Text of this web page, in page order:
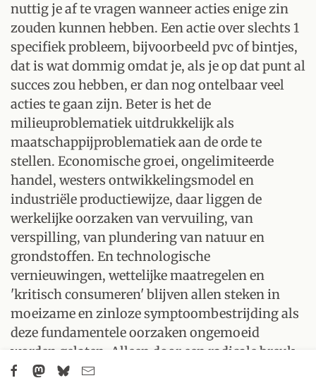
nuttig je af te vragen wanneer acties enige zin
zouden kunnen hebben. Een actie over slechts 1
specifiek probleem, bijvoorbeeld pvc of bintjes,
dat is wat dommig omdat je, als je op dat punt al
succes zou hebben, er dan nog ontelbaar veel
acties te gaan zijn. Beter is het de
milieuproblematiek uitdrukkelijk als
maatschappijproblematiek aan de orde te
stellen. Economische groei, ongelimiteerde
handel, westers ontwikkelingsmodel en
industriële productiewijze, daar liggen de
werkelijke oorzaken van vervuiling, van
verspilling, van plundering van natuur en
grondstoffen. En technologische
vernieuwingen, wettelijke maatregelen en
'kritisch consumeren' blijven allen steken in
moeizame en zinloze symptoombestrijding als
deze fundamentele oorzaken ongemoeid
worden gelaten. Alleen door een radicale breuk
met de huidige maatschappijvorm zijn echte